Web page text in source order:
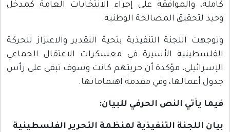
كاملة، والموافقة على إجراء الانتخابات العامة كمدخل
وحيد لتحقيق المصالحة الوطنية.
وتوجهت اللجنة التنفيذية بتحية التقدير والاعتزاز للحركة
الفلسطينية الأسيرة في معسكرات الاعتقال الجماعي
الإسرائيلي، مؤكدة أن حريتهم كانت وسوف تبقى على رأس
جدول أعمالها، وفي مقدمة اهتماماتها.
فيما يأتي النص الحرفي للبيان:
بيان اللجنة التنفيذية لمنظمة التحرير الفلسطينية